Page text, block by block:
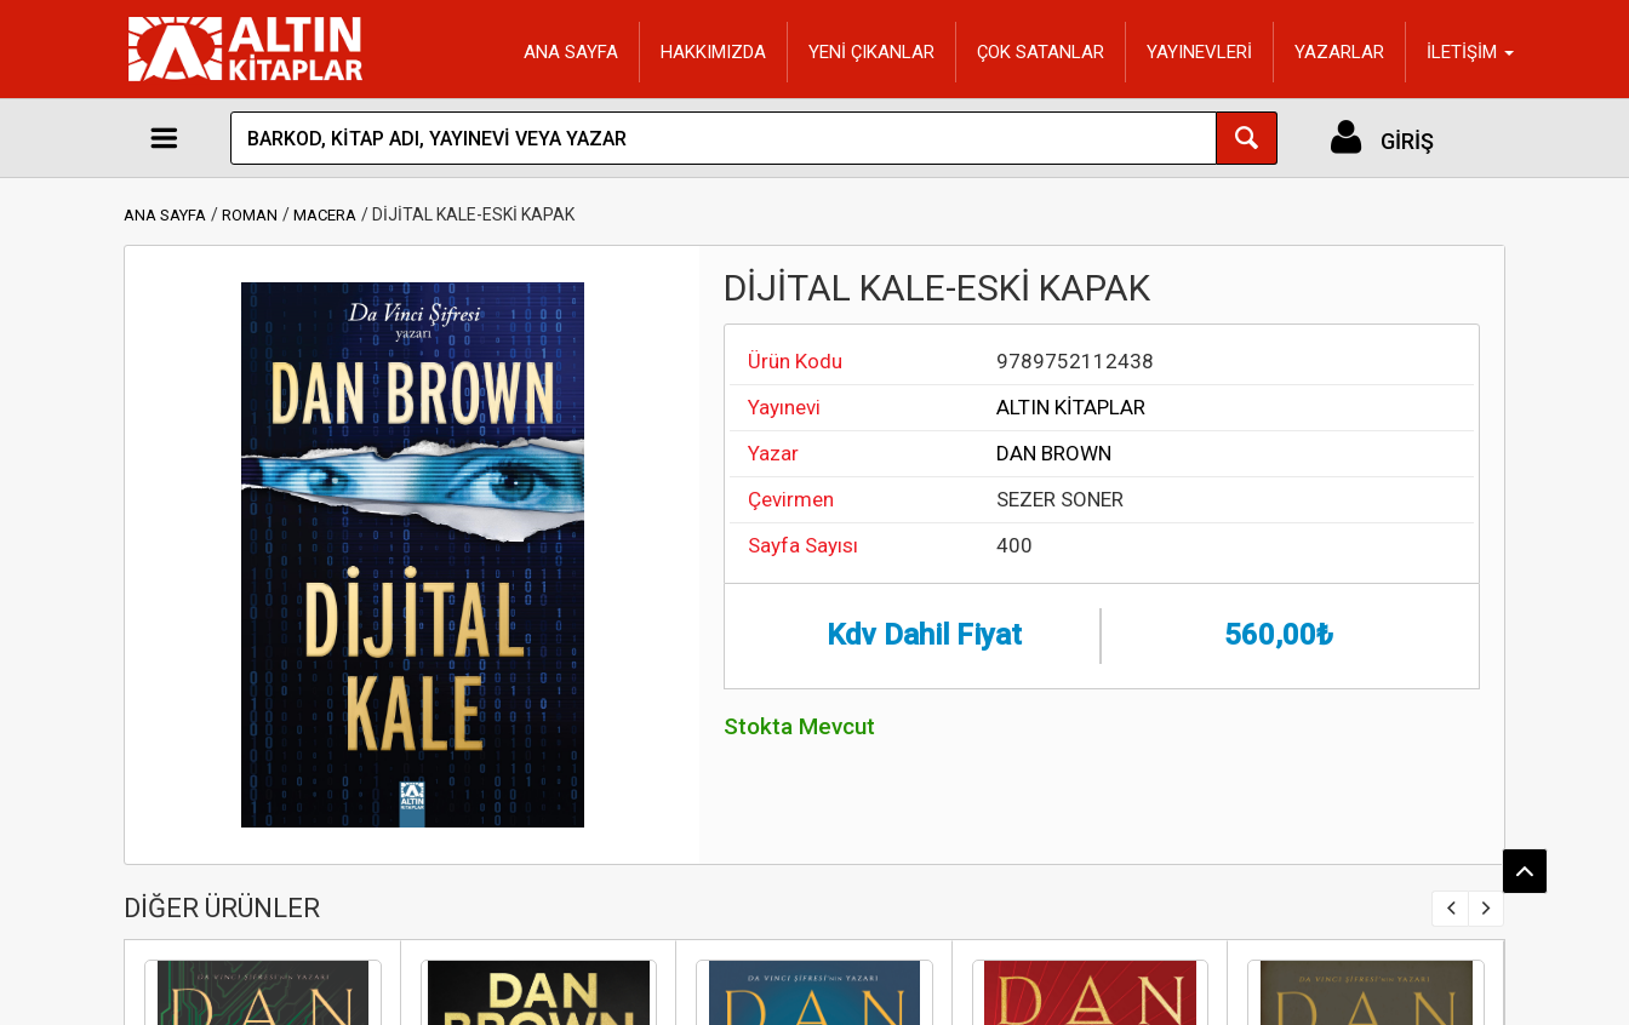
ANA SAYFA HAKKIMIZDA YENİ ÇIKANLAR ÇOK SATANLAR YAYINEVLERİ YAZARLAR İLETİŞİM
GİRİŞ
ANA SAYFA ROMAN MACERA DİJİTAL KALE-ESKİ KAPAK
DİJİTAL KALE-ESKİ KAPAK
Ürün Kodu
9789752112438
Yayınevi
ALTIN KİTAPLAR
Yazar
DAN BROWN
Çevirmen
SEZER SONER
Sayfa Sayısı
400
Kdv Dahil Fiyat 560,00₺
Stokta Mevcut
DİĞER ÜRÜNLER